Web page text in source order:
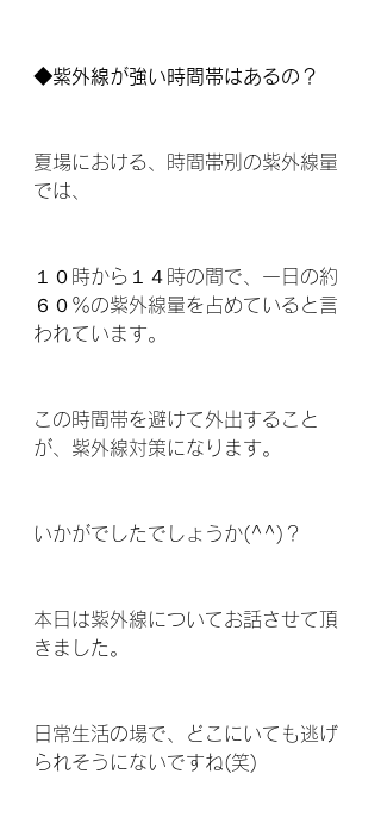
◆紫外線が強い時間帯はあるの？
夏場における、時間帯別の紫外線量
では、
１０時から１４時の間で、一日の約
６０％の紫外線量を占めていると言
われています。
この時間帯を避けて外出すること
が、紫外線対策になります。
いかがでしたでしょうか(^^)？
本日は紫外線についてお話させて頂
きました。
日常生活の場で、どこにいても逃げ
られそうにないですね(笑)